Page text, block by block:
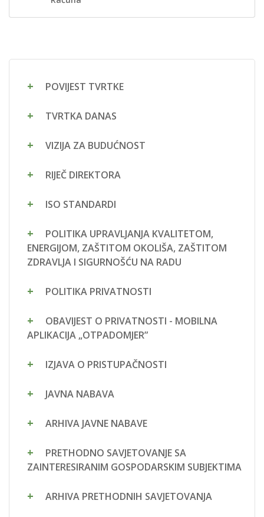
POVIJEST TVRTKE
TVRTKA DANAS
VIZIJA ZA BUDUĆNOST
RIJEČ DIREKTORA
ISO STANDARDI
POLITIKA UPRAVLJANJA KVALITETOM,
ENERGIJOM, ZAŠTITOM OKOLIŠA, ZAŠTITOM
ZDRAVLJA I SIGURNOŠĆU NA RADU
POLITIKA PRIVATNOSTI
OBAVIJEST O PRIVATNOSTI - MOBILNA
APLIKACIJA „OTPADOMJER”
IZJAVA O PRISTUPAČNOSTI
JAVNA NABAVA
ARHIVA JAVNE NABAVE
PRETHODNO SAVJETOVANJE SA
ZAINTERESIRANIM GOSPODARSKIM SUBJEKTIMA
ARHIVA PRETHODNIH SAVJETOVANJA